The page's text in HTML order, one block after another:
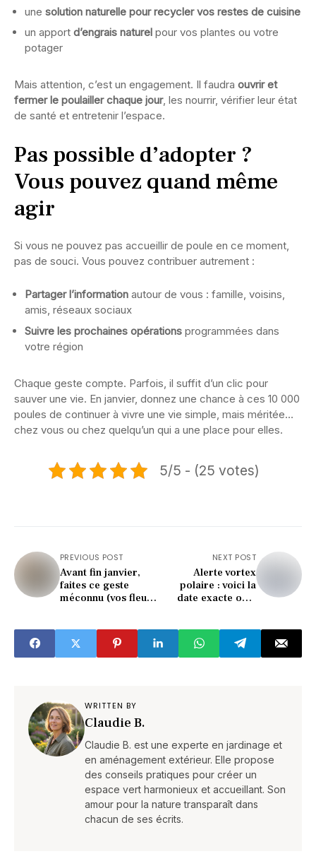
une solution naturelle pour recycler vos restes de cuisine
un apport d’engrais naturel pour vos plantes ou votre
potager
Mais attention, c’est un engagement. Il faudra ouvrir et
fermer le poulailler chaque jour, les nourrir, vérifier leur état
de santé et entretenir l’espace.
Pas possible d’adopter ?
Vous pouvez quand même
agir
Si vous ne pouvez pas accueillir de poule en ce moment,
pas de souci. Vous pouvez contribuer autrement :
Partager l’information autour de vous : famille, voisins,
amis, réseaux sociaux
Suivre les prochaines opérations programmées dans
votre région
Chaque geste compte. Parfois, il suffit d’un clic pour
sauver une vie. En janvier, donnez une chance à ces 10 000
poules de continuer à vivre une vie simple, mais méritée…
chez vous ou chez quelqu’un qui a une place pour elles.
5/5 - (25 votes)
PREVIOUS POST
Avant fin janvier,
faites ce geste
méconnu (vos fleurs
NEXT POST
Alerte vortex
polaire : voici la
date exacte où il
WRITTEN BY
Claudie B.
Claudie B. est une experte en jardinage et
en aménagement extérieur. Elle propose
des conseils pratiques pour créer un
espace vert harmonieux et accueillant. Son
amour pour la nature transparaît dans
chacun de ses écrits.